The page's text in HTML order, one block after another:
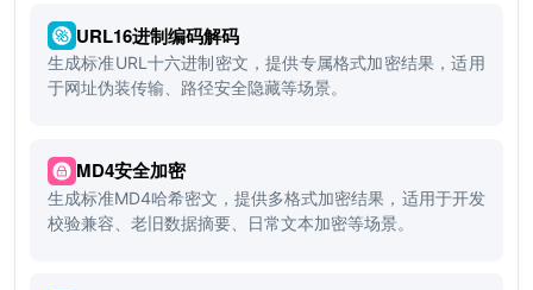
URL16进制编码解码
生成标准URL十六进制密文，提供专属格式加密结果，适用
于网址伪装传输、路径安全隐藏等场景。
MD4安全加密
生成标准MD4哈希密文，提供多格式加密结果，适用于开发
校验兼容、老旧数据摘要、日常文本加密等场景。